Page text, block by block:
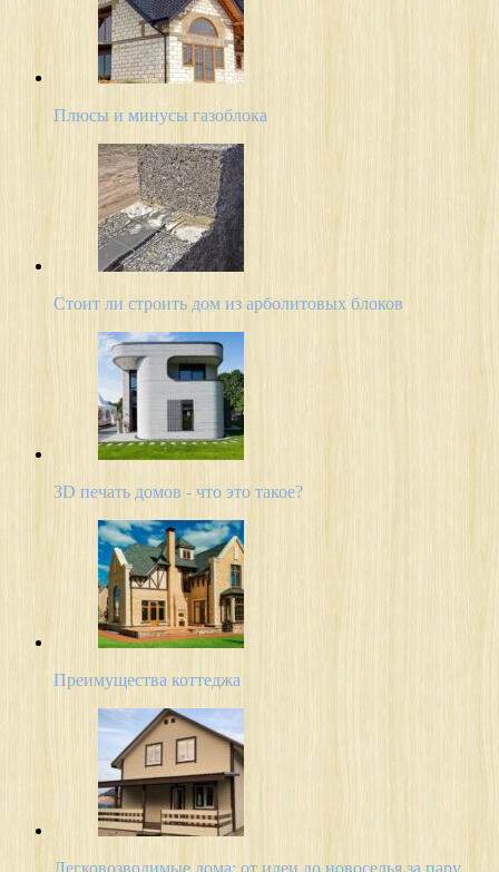
Плюсы и минусы газоблока
Стоит ли строить дом из арболитовых блоков
3D печать домов - что это такое?
Преимущества коттеджа